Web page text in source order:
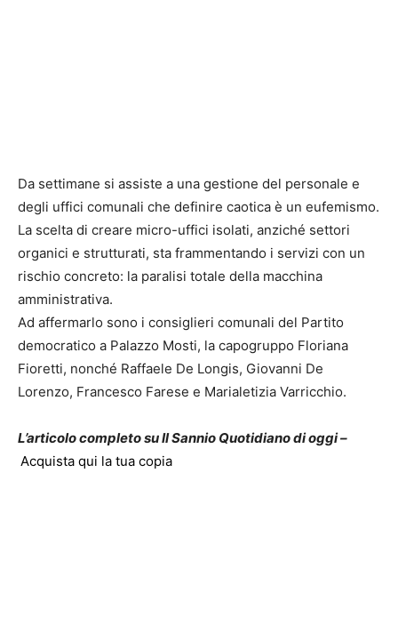
Da settimane si assiste a una gestione del personale e
degli uffici comunali che definire caotica è un eufemismo.
La scelta di creare micro-uffici isolati, anziché settori
organici e strutturati, sta frammentando i servizi con un
rischio concreto: la paralisi totale della macchina
amministrativa.
Ad affermarlo sono i consiglieri comunali del Partito
democratico a Palazzo Mosti, la capogruppo Floriana
Fioretti, nonché Raffaele De Longis, Giovanni De
Lorenzo, Francesco Farese e Marialetizia Varricchio.
L’articolo completo su Il Sannio Quotidiano di oggi –
Acquista qui la tua copia